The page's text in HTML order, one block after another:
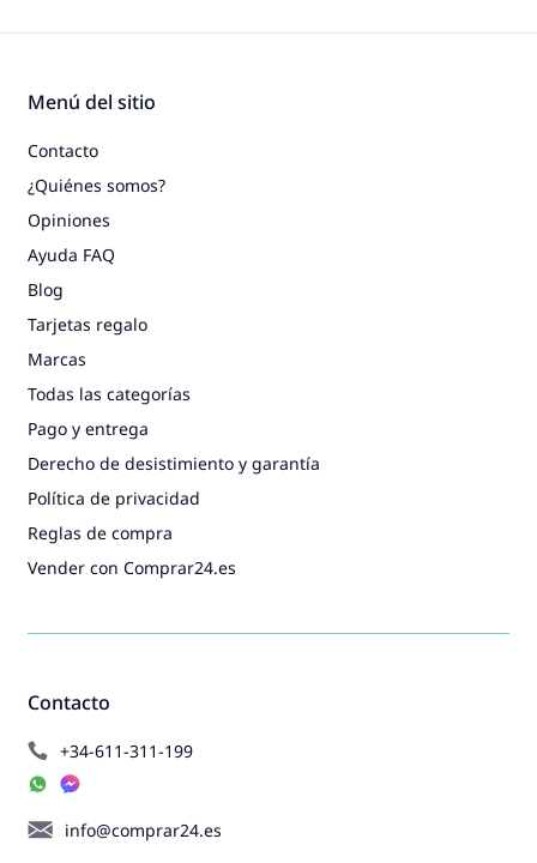
Contacto
+34-611-311-199
info@comprar24.es
Menú del sitio
Contacto
¿Quiénes somos?
Opiniones
Ayuda FAQ
Blog
Tarjetas regalo
Marcas
Todas las categorías
Pago y entrega
Derecho de desistimiento y garantía
Política de privacidad
Reglas de compra
Vender con Comprar24.es